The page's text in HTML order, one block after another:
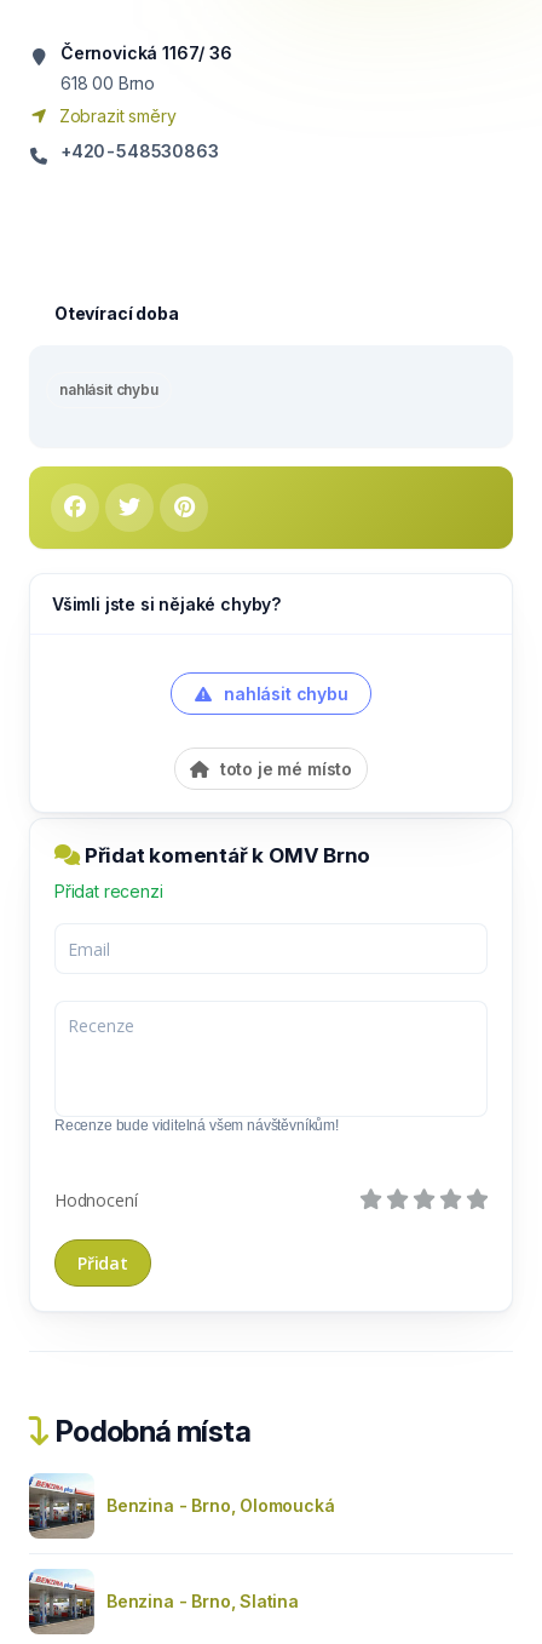
Černovická 1167/ 36
618 00 Brno
Zobrazit směry
+420-548530863
Otevírací doba
nahlásit chybu
Všimli jste si nějaké chyby?
nahlásit chybu
toto je mé místo
Přidat komentář k OMV Brno
Přidat recenzi
Recenze bude viditelná všem návštěvníkům!
Hodnocení
Podobná místa
Benzina - Brno, Olomoucká
Benzina - Brno, Slatina